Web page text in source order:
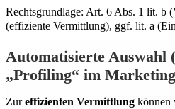
Rechtsgrundlage: Art. 6 Abs. 1 lit. b
(effiziente Vermittlung), ggf. lit. a
Automatisierte Auswahl
„Profiling“ im
Zureffizienten Vermittlung können